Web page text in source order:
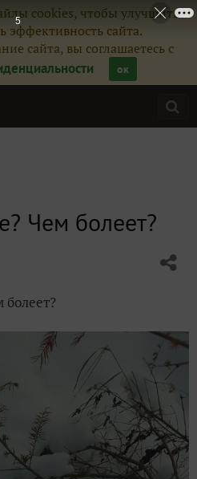
cookies, чтобы улучшить
эффективность сайта.
сайта, вы соглашаетесь с
ок
Чем болеет?
болеет?
4